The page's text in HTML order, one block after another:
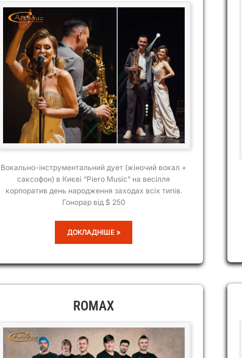
Вокально-інструментальний дует (жіночий вокал +
саксофон) в Києві “Piero Music” на весілля
корпоратив день народження заходах всіх типів.
Гонорар від $ 250
PIERO
MUSIC
ДОКЛАДНІШЕ »
ROMAX